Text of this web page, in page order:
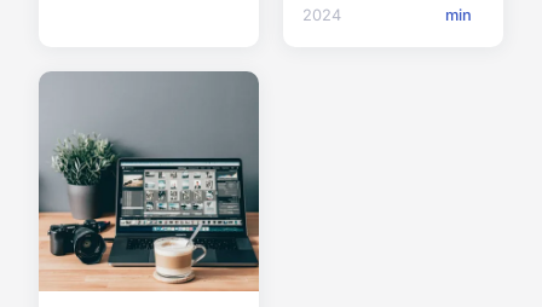
2024
min